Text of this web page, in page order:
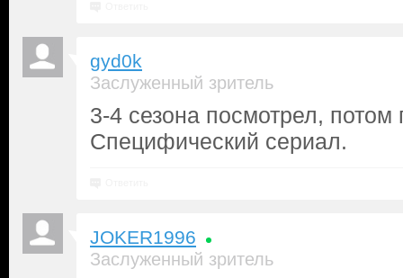
gyd0k
Заслуженный зритель
3-4 сезона посмотрел, потом
Специфический сериал.
JOKER1996
Заслуженный зритель